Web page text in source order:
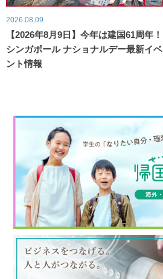
2026.08.09
【2026年8月9日】今年は建国61周年！
シンガポール ナショナルデー最新イベ
ント情報